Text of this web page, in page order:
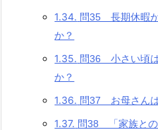
1.34. 問35 長期休暇
か？
1.35. 問36 小さい頃
か？
1.36. 問37 お母さん
1.37. 問38 「家族との